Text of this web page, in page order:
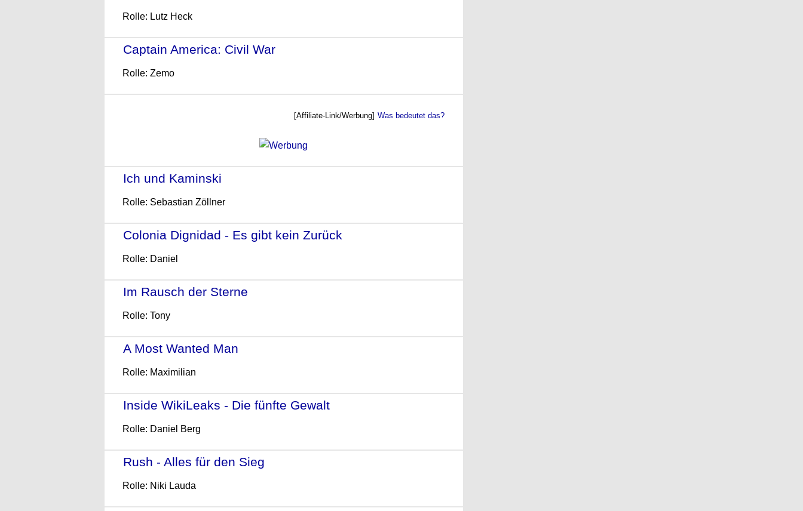
Rolle: Lutz Heck
Captain America: Civil War
Rolle: Zemo
[Affiliate-Link/Werbung] Was bedeutet das?
Ich und Kaminski
Rolle: Sebastian Zöllner
Colonia Dignidad - Es gibt kein Zurück
Rolle: Daniel
Im Rausch der Sterne
Rolle: Tony
A Most Wanted Man
Rolle: Maximilian
Inside WikiLeaks - Die fünfte Gewalt
Rolle: Daniel Berg
Rush - Alles für den Sieg
Rolle: Niki Lauda